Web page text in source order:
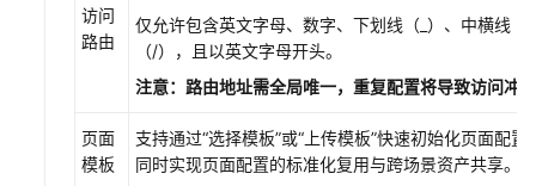
擎
简
UI
引
访问
路由
仅允许包含英文字母、数字、下划线（_）、中横线（
（/），且以英文字母开头。
注意：路由地址需全局唯一，重复配置将导致访问冲
页面
模板
支持通过“选择模板”或“上传模板”快速初始化页面配置
同时实现页面配置的标准化复用与跨场景资产共享。